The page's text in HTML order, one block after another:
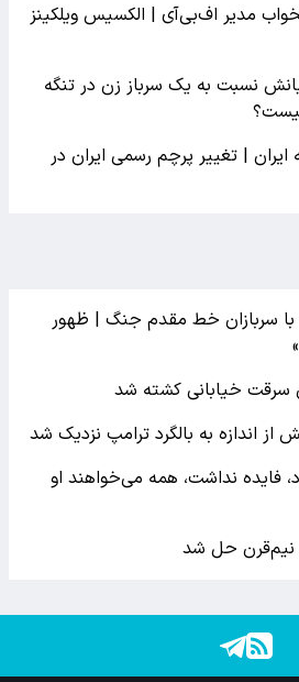
مدیر اف‌بی‌آی | الکسیس ویلکینز
نسبت به یک سرباز زن در تنگه
| تغییر پرچم رسمی ایران در
با سربازان خط مقدم جنگ | ظهور
سرقت خیابانی کشته شد
از اندازه به بالگرد ترامپ نزدیک شد
فایده نداشت، همه می‌خواهند او
نیم‌قرن حل شد